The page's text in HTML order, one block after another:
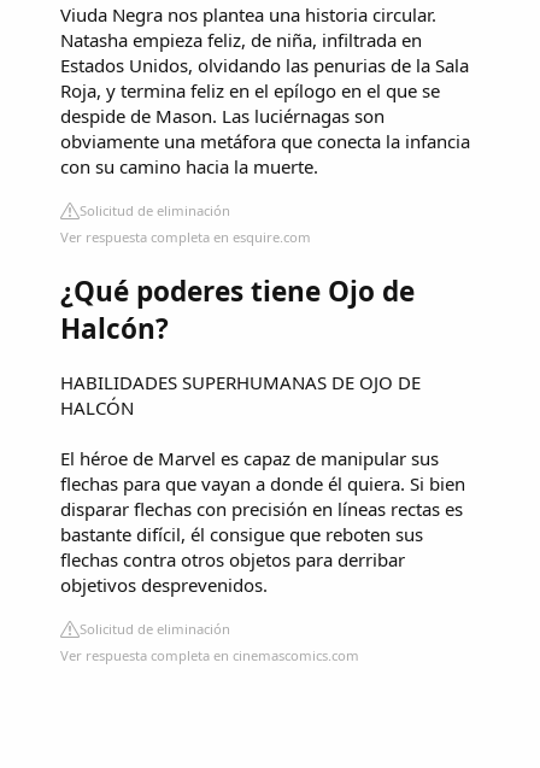
Viuda Negra nos plantea una historia circular.
Natasha empieza feliz, de niña, infiltrada en
Estados Unidos, olvidando las penurias de la Sala
Roja, y termina feliz en el epílogo en el que se
despide de Mason. Las luciérnagas son
obviamente una metáfora que conecta la infancia
con su camino hacia la muerte.
Solicitud de eliminación
Ver respuesta completa en esquire.com
¿Qué poderes tiene Ojo de
Halcón?
HABILIDADES SUPERHUMANAS DE OJO DE
HALCÓN
El héroe de Marvel es capaz de manipular sus
flechas para que vayan a donde él quiera. Si bien
disparar flechas con precisión en líneas rectas es
bastante difícil, él consigue que reboten sus
flechas contra otros objetos para derribar
objetivos desprevenidos.
Solicitud de eliminación
Ver respuesta completa en cinemascomics.com